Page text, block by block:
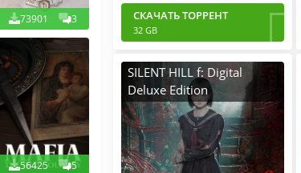
73901 3
56425 5
СКАЧАТЬ ТОРРЕНТ
32 GB
SILENT HILL f: Digital
Deluxe Edition
v.1.2.382755 [RUS|ENG]
(2025) PC Пиратка
Portable + ALL DLC